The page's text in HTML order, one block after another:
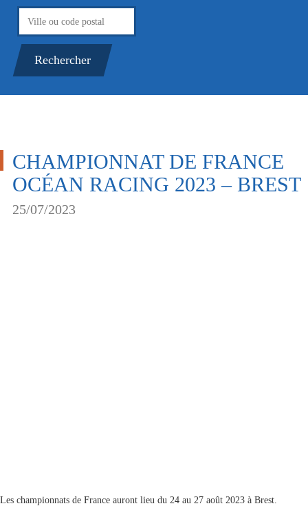
CHAMPIONNAT DE FRANCE
OCÉAN RACING 2023 – BREST
25/07/2023
Les championnats de France auront lieu du 24 au 27 août 2023 à Brest.